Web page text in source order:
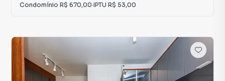
Condomínio R$ 670,00·IPTU R$ 53,00